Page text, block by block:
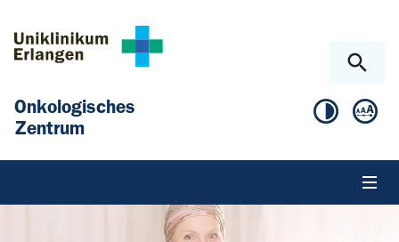
Onkologisches
Zentrum